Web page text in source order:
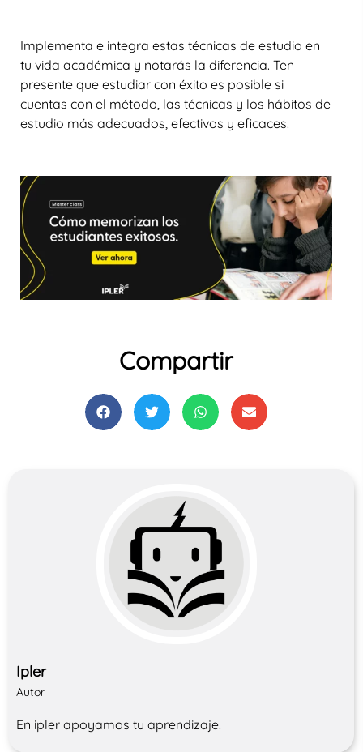
Implementa e integra estas técnicas de estudio en
tu vida académica y notarás la diferencia. Ten
presente que estudiar con éxito es posible si
cuentas con el método, las técnicas y los hábitos de
estudio más adecuados, efectivos y eficaces.
Compartir
Ipler
Autor
En ipler apoyamos tu aprendizaje.